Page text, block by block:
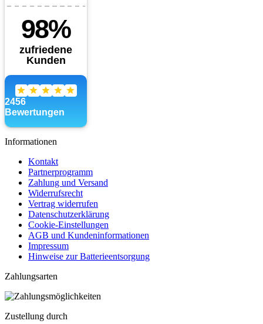
Informationen
Kontakt
Partnerprogramm
Zahlung und Versand
Widerrufsrecht
Vertrag widerrufen
Datenschutzerklärung
Cookie-Einstellungen
AGB und Kundeninformationen
Impressum
Hinweise zur Batterieentsorgung
Zahlungsarten
Zustellung durch